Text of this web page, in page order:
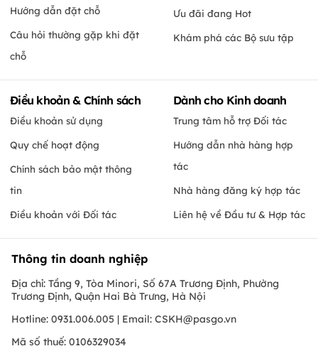
Hướng dẫn đặt chỗ
Câu hỏi thường gặp khi đặt
chỗ
Ưu đãi đang Hot
Khám phá các Bộ sưu tập
Điều khoản & Chính sách
Điều khoản sử dụng
Quy chế hoạt động
Chính sách bảo mật thông
tin
Điều khoản với Đối tác
Dành cho Kinh doanh
Trung tâm hỗ trợ Đối tác
Hướng dẫn nhà hàng hợp
tác
Nhà hàng đăng ký hợp tác
Liên hệ về Đầu tư & Hợp tác
Thông tin doanh nghiệp
Địa chỉ: Tầng 9, Tòa Minori, Số 67A Trương Định, Phường
Trương Định, Quận Hai Bà Trưng, Hà Nội
Hotline: 0931.006.005 | Email: CSKH@pasgo.vn
Mã số thuế: 0106329034